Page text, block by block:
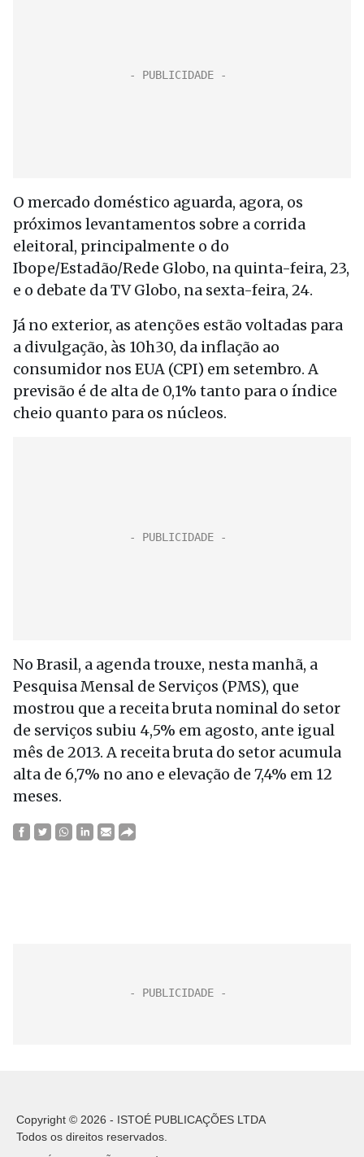
O mercado doméstico aguarda, agora, os
próximos levantamentos sobre a corrida
eleitoral, principalmente o do
Ibope/Estadão/Rede Globo, na quinta-feira, 23,
e o debate da TV Globo, na sexta-feira, 24.
Já no exterior, as atenções estão voltadas para
a divulgação, às 10h30, da inflação ao
consumidor nos EUA (CPI) em setembro. A
previsão é de alta de 0,1% tanto para o índice
cheio quanto para os núcleos.
No Brasil, a agenda trouxe, nesta manhã, a
Pesquisa Mensal de Serviços (PMS), que
mostrou que a receita bruta nominal do setor
de serviços subiu 4,5% em agosto, ante igual
mês de 2013. A receita bruta do setor acumula
alta de 6,7% no ano e elevação de 7,4% em 12
meses.
Copyright © 2026 - ISTOÉ PUBLICAÇÕES LTDA
Todos os direitos reservados.